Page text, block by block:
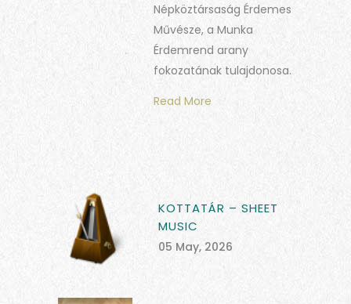
Népköztársaság Érdemes
Művésze, a Munka
Érdemrend arany
fokozatának tulajdonosa.
Read More
KOTTATÁR – SHEET
MUSIC
05 May, 2026